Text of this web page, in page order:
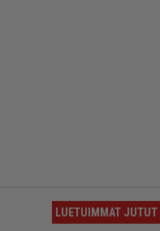
LUETUIMMAT JUTUT